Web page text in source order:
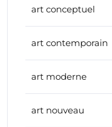
art conceptuel
art contemporain
art moderne
art nouveau